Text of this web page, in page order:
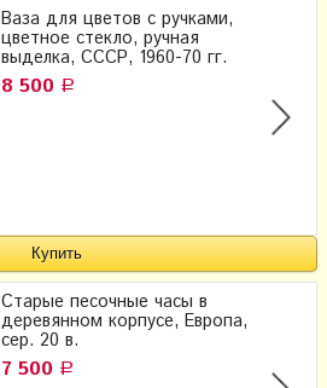
Ваза для цветов с ручками,
цветное стекло, ручная
выделка, СССР, 1960-70 гг.
8 500 Р
Старые песочные часы в
деревянном корпусе, Европа,
сер. 20 в.
7 500 Р